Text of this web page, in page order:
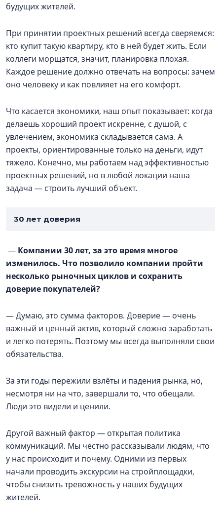
будущих жителей.
При принятии проектных решений всегда сверяемся:
кто купит такую квартиру, кто в ней будет жить. Если
коллеги морщатся, значит, планировка плохая.
Каждое решение должно отвечать на вопросы: зачем
оно человеку и как повлияет на его комфорт.
Что касается экономики, наш опыт показывает: когда
делаешь хороший проект искренне, с душой, с
увлечением, экономика складывается сама. А
проекты, ориентированные только на деньги, идут
тяжело. Конечно, мы работаем над эффективностью
проектных решений, но в любой локации наша
задача — строить лучший объект.
30 лет доверия
— Компании 30 лет, за это время многое
изменилось. Что позволило компании пройти
несколько рыночных циклов и сохранить
доверие покупателей?
— Думаю, это сумма факторов. Доверие — очень
важный и ценный актив, который сложно заработать
и легко потерять. Поэтому мы всегда выполняли свои
обязательства.
За эти годы пережили взлёты и падения рынка, но,
несмотря ни на что, завершали то, что обещали.
Люди это видели и ценили.
Другой важный фактор — открытая политика
коммуникаций. Мы честно рассказывали людям, что
у нас происходит и почему. Одними из первых
начали проводить экскурсии на стройплощадки,
чтобы снизить тревожность у наших будущих
жителей.